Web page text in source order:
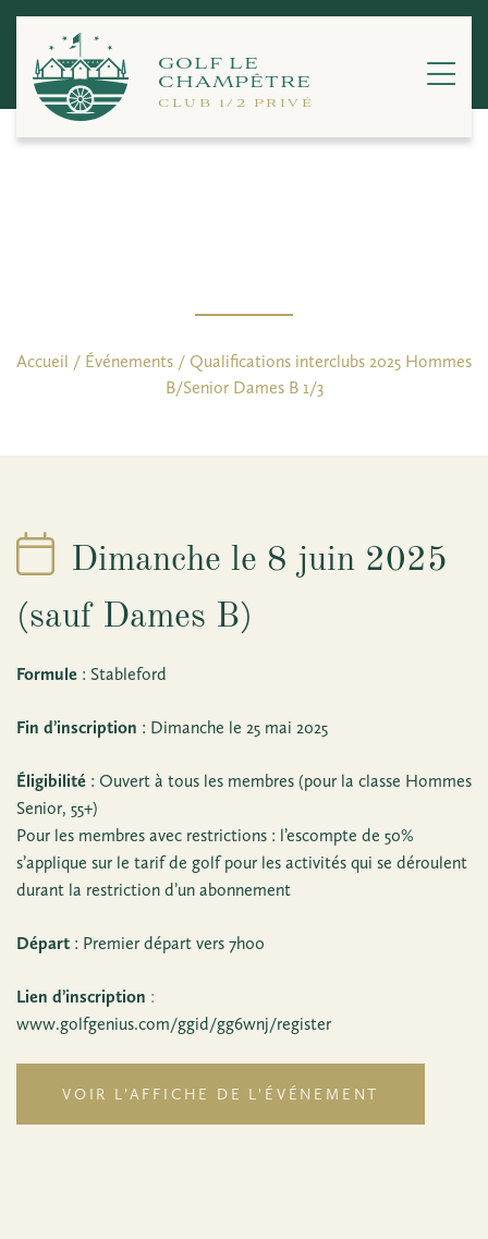
Passer
contenu
GOLF LE
CHAMPÊTRE
CLUB 1/2 PRIVÉ
Accueil / Événements / Qualifications interclubs 2025 Hommes
B/Senior Dames B 1/3
Dimanche le 8 juin 2025
(sauf Dames B)
Formule : Stableford
Fin d’inscription : Dimanche le 25 mai 2025
Éligibilité : Ouvert à tous les membres (pour la classe Hommes
Senior, 55+)
Pour les membres avec restrictions : l’escompte de 50%
s’applique sur le tarif de golf pour les activités qui se déroulent
durant la restriction d’un abonnement
Départ : Premier départ vers 7h00
Lien d’inscription :
www.golfgenius.com/ggid/gg6wnj/register
VOIR L’AFFICHE DE L’ÉVÉNEMENT